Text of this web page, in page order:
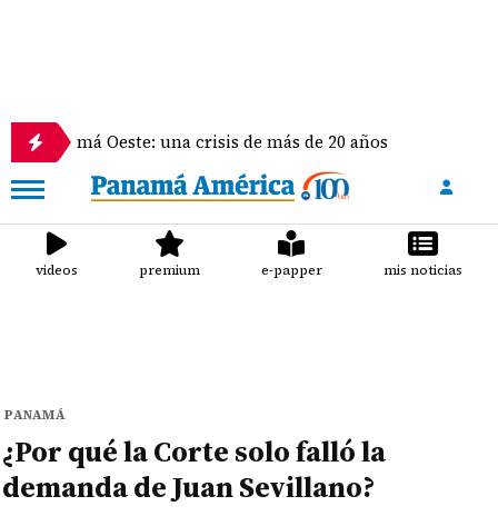
Oeste: una crisis de más de 20 años
videos premium e-papper mis noticias
PANAMÁ
¿Por qué la Corte solo falló la
demanda de Juan Sevillano?